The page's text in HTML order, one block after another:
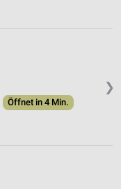
❯
Öffnet in 4 Min.